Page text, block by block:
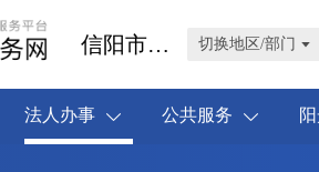
信阳市淮滨县 切换地区/部门
法人办事 公共服务